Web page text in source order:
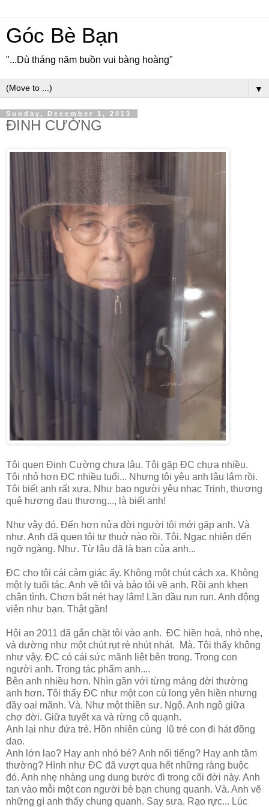
Góc Bè Bạn
"...Dù tháng năm buồn vui bàng hoàng"
▼
Sunday, December 1, 2013
ĐINH CƯỜNG
Tôi quen Đinh Cường chưa lâu. Tôi gặp ĐC chưa nhiều.
Tôi nhỏ hơn ĐC nhiều tuổi... Nhưng tôi yêu anh lâu lắm rồi.
Tôi biết anh rất xưa. Như bao người yêu nhạc Trịnh, thương
quê hương đau thương..., là biết anh!
Như vậy đó. Đến hơn nửa đời người tôi mới gặp anh. Và
như. Anh đã quen tôi tự thuở nào rồi. Tôi. Ngạc nhiên đến
ngỡ ngàng. Như. Từ lâu đã là bạn của anh...
ĐC cho tôi cái cảm giác ấy. Không một chút cách xa. Không
một ly tuổi tác. Anh vẽ tôi và bảo tôi vẽ anh. Rồi anh khen
chân tình. Chơn bắt nét hay lắm! Lần đầu run run. Anh động
viên như bạn. Thật gần!
Hội an 2011 đã gắn chặt tôi vào anh. ĐC hiền hoà, nhỏ nhẹ,
và dường như một chút rụt rè nhút nhát. Mà. Tôi thấy không
như vậy. ĐC có cái sức mãnh liệt bên trong. Trong con
người anh. Trong tác phẩm anh....
Bên anh nhiều hơn. Nhìn gần với từng mảng đời thường
anh hơn. Tôi thấy ĐC như một con cù long yên hiền nhưng
đầy oai mãnh. Và. Như một thiền sư. Ngộ. Anh ngộ giữa
chợ đời. Giữa tuyết xa và rừng cô quạnh.
Anh lại như đứa trẻ. Hồn nhiên cùng lũ trẻ con đi hát đồng
dao.
Anh lớn lao? Hay anh nhỏ bé? Anh nổi tiếng? Hay anh tầm
thường? Hình như ĐC đã vượt qua hết những ràng buộc
đó. Anh nhẹ nhàng ung dung bước đi trong cõi đời này. Anh
tan vào mỗi một con người bè bạn chung quanh. Và. Anh vẽ
những gì anh thấy chung quanh. Say sưa. Rạo rực... Lúc